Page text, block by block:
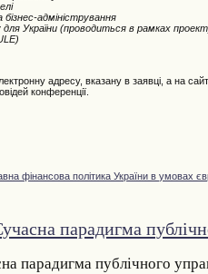
адміністрування
України (проводиться в рамках
адресу, вказану в заявці, а на
конференції.
фінансова політика України в умовах
парадигма
парадигма публічного